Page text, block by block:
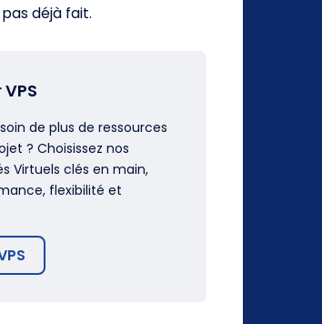
déjà fait.
de plus de ressources
? Choisissez nos
Virtuels clés en main,
flexibilité et